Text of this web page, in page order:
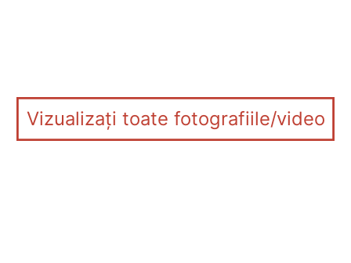
Vizualizați toate fotografiile/video